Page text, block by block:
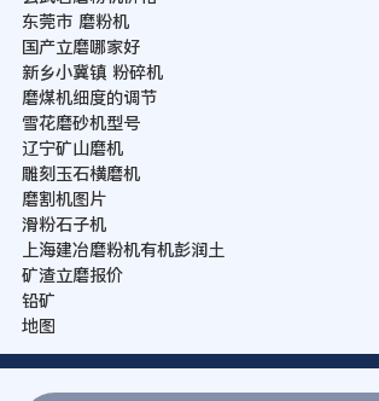
东莞市 磨粉机
国产立磨哪家好
新乡小冀镇 粉碎机
磨煤机细度的调节
雪花磨砂机型号
辽宁矿山磨机
雕刻玉石横磨机
磨割机图片
滑粉石子机
上海建冶磨粉机有机彭润土
矿渣立磨报价
铅矿
地图